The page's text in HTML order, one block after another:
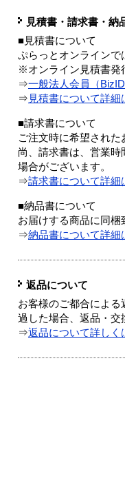
見積書・請求書・納
■見積書について
ぷらっとオンラインで
※オンライン見積書発
⇒一般法人会員（
⇒ 見積書について詳細
■請求書について
ご注文時に希望された
尚、請求書は、営業
場合がございます。
⇒請求書について詳細
■納品書について
お届けする商品に同梱
⇒納品書について詳細
返品について
お客様のご都合によ
過した場合、返品・交
⇒返品について詳しく